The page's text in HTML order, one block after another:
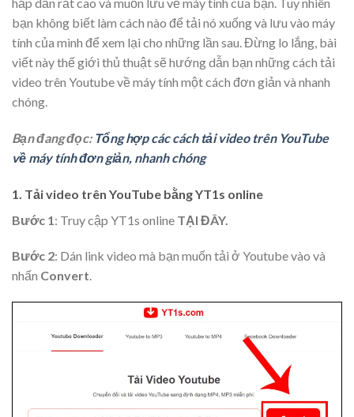
bạn không biết làm cách nào để tải nó xuống và lưu vào máy
tính của mình để xem lại cho những lần sau. Đừng lo lắng, bài
viết này thế giới thủ thuật sẽ hướng dẫn bạn những cách tải
video trên Youtube về máy tính một cách đơn giản và nhanh
chóng.
Bạn đang đọc: Tổng hợp các cách tải video trên YouTube
về máy tính đơn giản, nhanh chóng
1. Tải video trên YouTube bằng YT1s online
Bước 1 : Truy cập YT1s online TẠI ĐÂY.
Bước 2: Dán link video mà bạn muốn tải ở Youtube vào và
nhấn Convert.